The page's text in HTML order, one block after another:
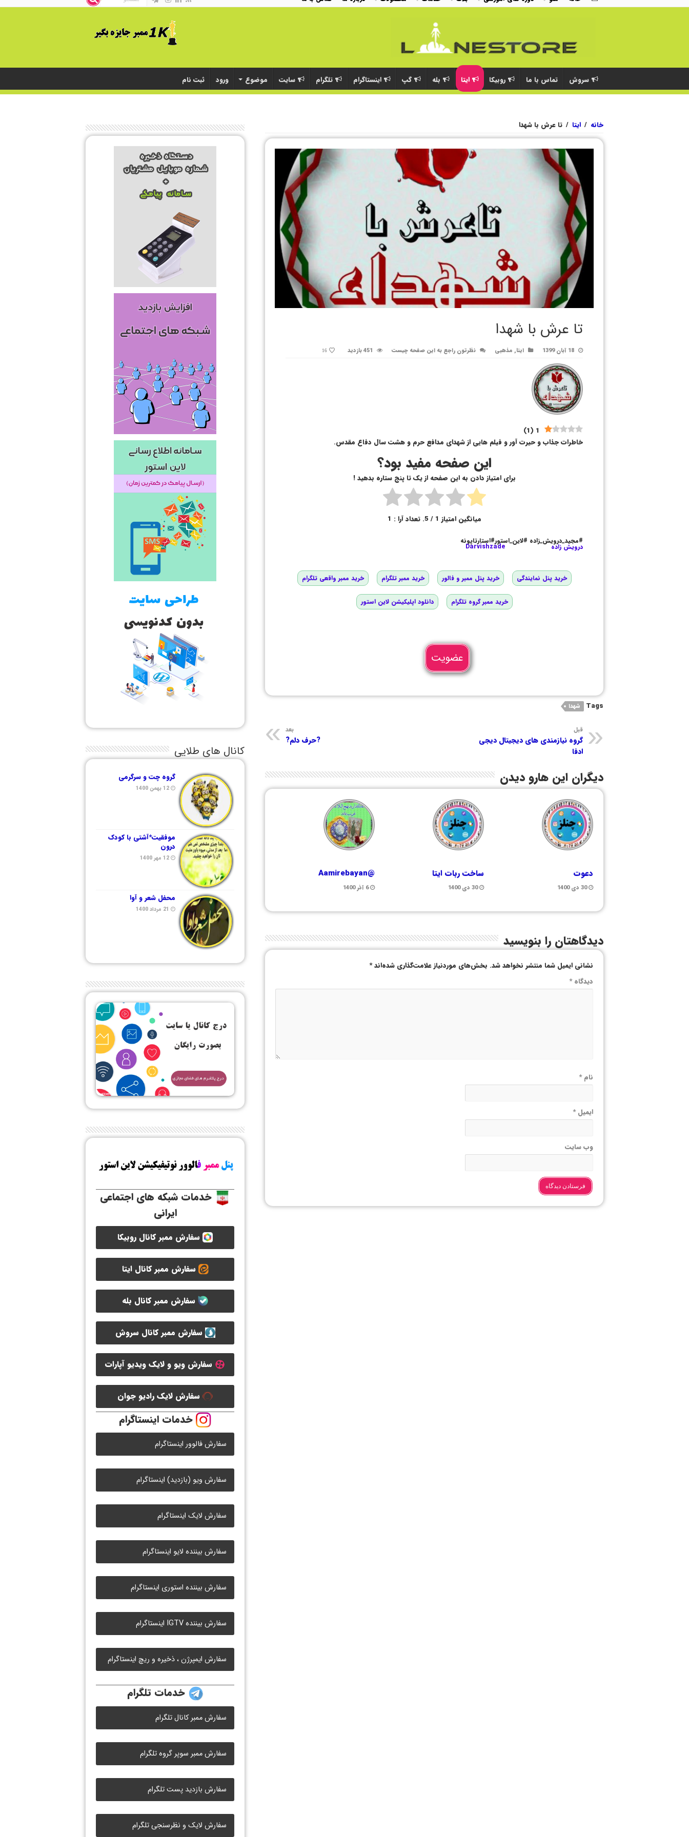
سروش تماس با ما روبیکا ایتا بله گپ اینستاگرام تلگرام سایت موضوع ورود ثبت نام
خانه / ایتا / تا عرش با شهدا
تا عرش با شهدا
18 آبان 1399 ایتا, مذهبی نظرتون راجع به این صفحه چیست 451 بازدید 16
1
(
1
)
خاطرات جذاب و حیرت آور و فیلم هایی از شهدای مدافع حرم و هشت سال دفاع مقدس.
این صفحه مفید بود؟
برای امتیاز دادن به این صفحه از یک تا پنج ستاره بدهید !
میانگین امتیاز 1 / 5. تعداد آرا : 1
#مجید_درویش_زاده #لاین_استور#استارتاپونه
درویش زاده Darvishzade
خرید پنل نمایندگی خرید پنل ممبر و فالور خرید ممبر تلگرام خرید ممبر واقعی تلگرام
خرید ممبر گروه تلگرام دانلود اپلیکیشن لاین استور
عضویت
Tags شهدا
قبل
گروه نیازمندی های دیجیتال دیجی
ادفا
بعد
?حرف دلم?
دیگران این هارو دیدن
دعوت
30 دی 1400
ساخت ربات ایتا
30 دی 1400
@Aamirebayan
6 آذر 1400
دیدگاهتان را بنویسید
نشانی ایمیل شما منتشر نخواهد شد. بخش‌های موردنیاز علامت‌گذاری شده‌اند*
دیدگاه*
نام*
ایمیل*
وب‌ سایت
کانال های طلایی
گروه چت و سرگرمی
12 بهمن 1400
موفقیت*آشتی با کودک
درون
12 مهر 1400
محفل شعر و آوا
21 مرداد 1400
خدمات شبکه های اجتماعی
ایرانی
سفارش ممبر کانال روبیکا
سفارش ممبر کانال ایتا
سفارش ممبر کانال بله
سفارش ممبر کانال سروش
سفارش ویو و لایک ویدیو آپارات
سفارش لایک رادیو جوان
خدمات اینستاگرام
سفارش فالوور اینستاگرام
سفارش ویو (بازدید) اینستاگرام
سفارش لایک اینستاگرام
سفارش بیننده لایو اینستاگرام
سفارش بیننده استوری اینستاگرام
سفارش بیننده IGTV اینستاگرام
سفارش ایمپرژن ، ذخیره و ریچ اینستاگرام
خدمات تلگرام
سفارش ممبر کانال تلگرام
سفارش ممبر سوپر گروه تلگرام
سفارش بازدید پست تلگرام
سفارش لایک و نظرسنجی تلگرام